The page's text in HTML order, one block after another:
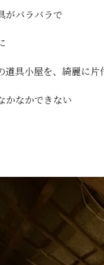
がバラバラで
道具小屋を、綺麗に片
かなかできない